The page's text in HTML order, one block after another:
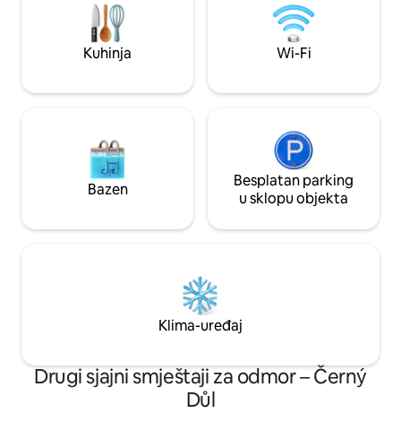
sobe i dječje sobe odvojene su
hodnikom. Vlasnici su prisutni.
vodopad na
Unutrašnjost je
dizajn sa svim
WI-FI, pametni
Kuhinja Wi-Fi
Bazen
Besplatan parking
u sklopu objekta
Klima-uređaj
Drugi sjajni smještaji za odmor – Černý
Důl